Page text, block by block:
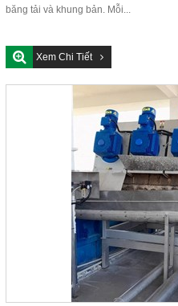
băng tải và khung bản. Mỗi...
Xem Chi Tiết